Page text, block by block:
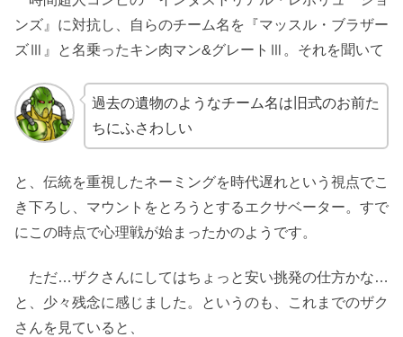
ンズ』に対抗し、自らのチーム名を『マッスル・ブラザー
ズⅢ』と名乗ったキン肉マン&グレートⅢ。それを聞いて
過去の遺物のようなチーム名は旧式のお前た
ちにふさわしい
と、伝統を重視したネーミングを時代遅れという視点でこ
き下ろし、マウントをとろうとするエクサベーター。すで
にこの時点で心理戦が始まったかのようです。
ただ…ザクさんにしてはちょっと安い挑発の仕方かな…
と、少々残念に感じました。というのも、これまでのザク
さんを見ていると、